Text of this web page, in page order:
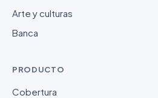
Arte y culturas
Banca
PRODUCTO
Cobertura